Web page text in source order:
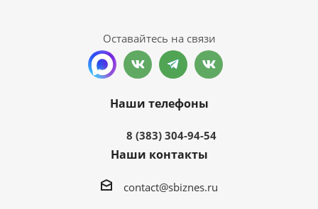
Оставайтесь на связи
Наши телефоны
8 (383) 304-94-54
Наши контакты
contact@sbiznes.ru